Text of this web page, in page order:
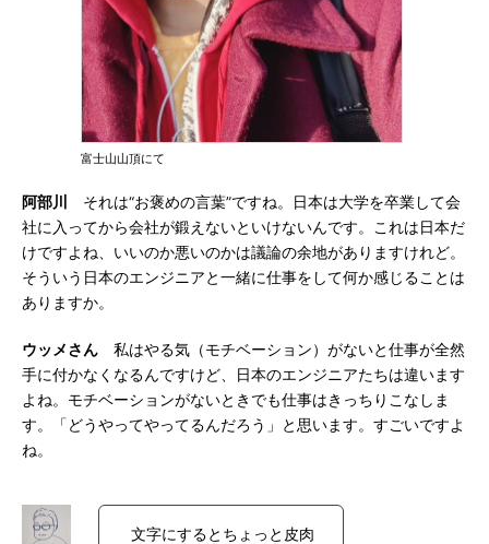
富士山山頂にて
阿部川
それは“お褒めの言葉”ですね。日本は大学を卒業して会
社に入ってから会社が鍛えないといけないんです。これは日本だ
けですよね、いいのか悪いのかは議論の余地がありますけれど。
そういう日本のエンジニアと一緒に仕事をして何か感じることは
ありますか。
ウッメさん 私はやる気（モチベーション）がないと仕事が全然
手に付かなくなるんですけど、日本のエンジニアたちは違います
よね。モチベーションがないときでも仕事はきっちりこなしま
す。「どうやってやってるんだろう」と思います。すごいですよ
ね。
文字にするとちょっと皮肉